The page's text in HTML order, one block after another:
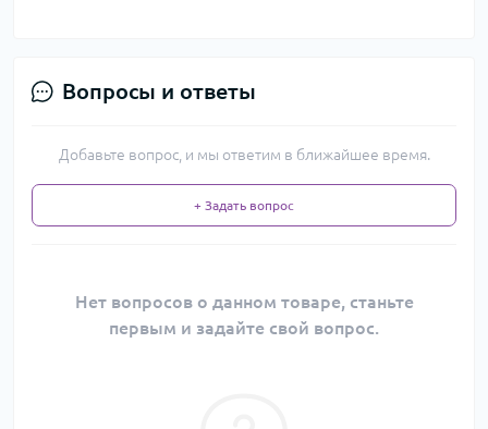
Вопросы и ответы
Добавьте вопрос, и мы ответим в ближайшее время.
+ Задать вопрос
Нет вопросов о данном товаре, станьте
первым и задайте свой вопрос.